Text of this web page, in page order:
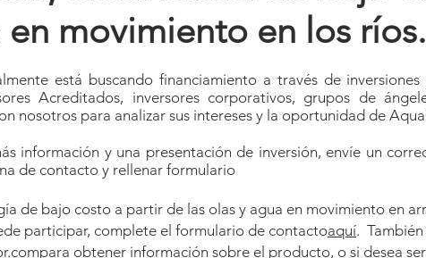
en movimiento en los ríos.
está buscando financiamiento a través de
Acreditados, inversores corporativos, grupos de
nosotros para analizar sus intereses y la oportunidad de
información y una presentación de inversión, envíe un
de contacto y rellenar formulario
de bajo costo a partir de las olas y agua en movimiento en
participar, complete el formulario de contactoaquí.
para obtener información sobre el producto, o si desea